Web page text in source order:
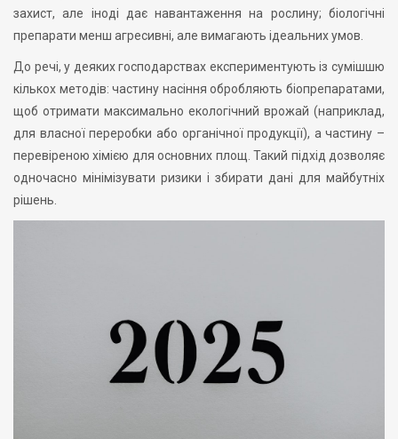
захист, але іноді дає навантаження на рослину; біологічні
препарати менш агресивні, але вимагають ідеальних умов.
До речі, у деяких господарствах експериментують із сумішшю
кількох методів: частину насіння обробляють біопрепаратами,
щоб отримати максимально екологічний врожай (наприклад,
для власної переробки або органічної продукції), а частину –
перевіреною хімією для основних площ. Такий підхід дозволяє
одночасно мінімізувати ризики і збирати дані для майбутніх
рішень.